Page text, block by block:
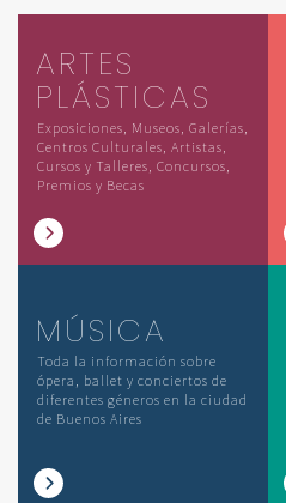
ARTES
PLÁSTICAS
Exposiciones, Museos, Galerías,
Centros Culturales, Artistas,
Cursos y Talleres, Concursos,
Premios y Becas
MÚSICA
Toda la información sobre
ópera, ballet y conciertos de
diferentes géneros en la ciudad
de Buenos Aires